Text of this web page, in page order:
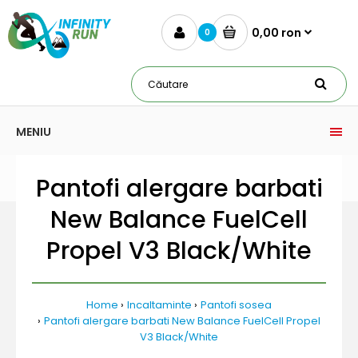
0 0,00 ron
MENIU
Pantofi alergare barbati
New Balance FuelCell
Propel V3 Black/White
Home Incaltaminte
Pantofi sosea
Pantofi alergare barbati New Balance FuelCell Propel
V3 Black/White